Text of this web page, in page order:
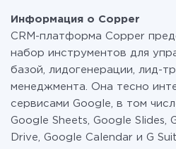
Информация о Copper
CRM-платформа Copper
набор инструментов для
базой, лидогенерации, лид-
менеджмента. Она тесно
сервисами Google, в том
Google Sheets, Google Slides,
Drive, Google Calendar и G